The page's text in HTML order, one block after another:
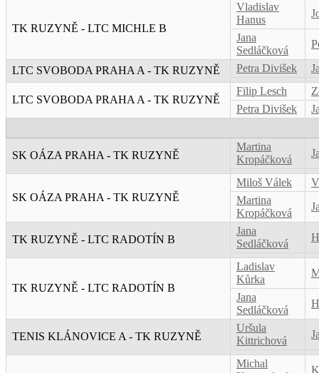
TK RUZYNĚ - LTC MICHLE B
Vladislav
Hanus
Jana
Sedláčková
LTC SVOBODA PRAHA A - TK RUZYNĚ Petra Divišek
LTC SVOBODA PRAHA A - TK RUZYNĚ
Filip Lesch
Petra Divišek
SK OÁZA PRAHA - TK RUZYNĚ
Martina
Kropáčková
SK OÁZA PRAHA - TK RUZYNĚ
Miloš Válek
Martina
Kropáčková
TK RUZYNĚ - LTC RADOTÍN B
Jana
Sedláčková
TK RUZYNĚ - LTC RADOTÍN B
Ladislav
Kůrka
Jana
Sedláčková
TENIS KLÁNOVICE A - TK RUZYNĚ
Uršula
Kittrichová
Michal